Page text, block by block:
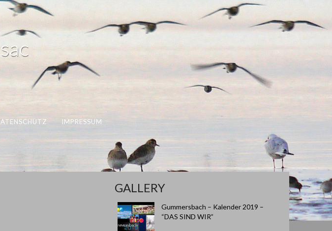
IMPRESSUM
GALLERY
Gummersbach – Kalender 2019 –
“DAS SIND WIR”